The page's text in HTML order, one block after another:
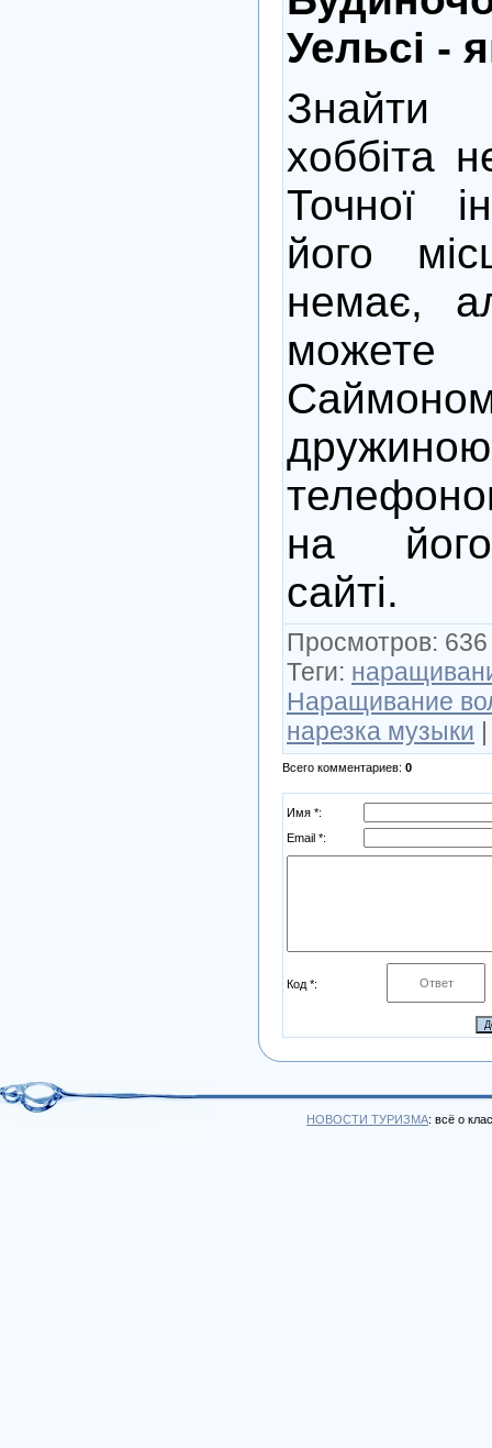
Уельсі -
хоббіта
Точної
його
немає,
можете
на
сайті.
Просмотров:
Теги:
Наращивание
нарезка музыки
Всего комментариев: 0
Имя *:
Email *:
Код *:
НОВОСТИ ТУРИЗМА: всё о